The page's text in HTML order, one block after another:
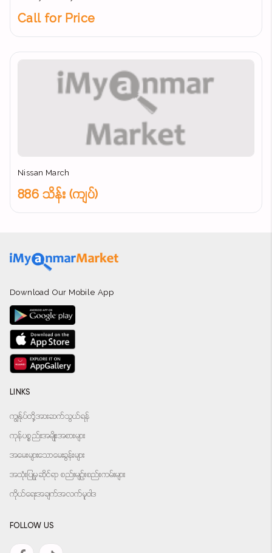
Call for Price
Nissan March
886 သိန်း (ကျပ်)
Download Our Mobile App
LINKS
ကျွန်ုပ်တို့အားဆက်သွယ်ရန်
ကုန်ပစ္စည်းအမျိုးအစားများ
အမေးများသောမေးခွန်းများ
အသုံးပြုမှုဆိုင်ရာ စည်းမျဉ်းစည်းကမ်းများ
ကိုယ်ရေးအချက်အလက်မူဝါဒ
FOLLOW US